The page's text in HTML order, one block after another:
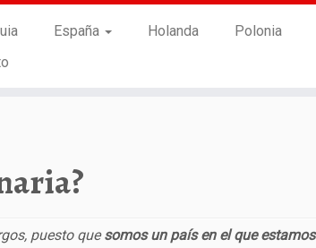
España Holanda Polonia
puesto quesomos un país en el que estamos